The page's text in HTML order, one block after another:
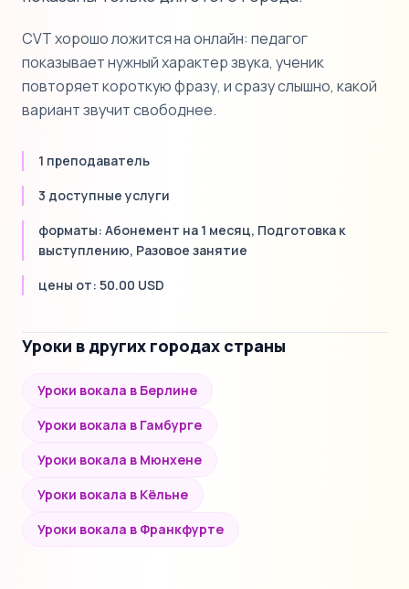
CVT хорошо ложится на онлайн: педагог
показывает нужный характер звука, ученик
повторяет короткую фразу, и сразу слышно, какой
вариант звучит свободнее.
1 преподаватель
3 доступные услуги
форматы: Абонемент на 1 месяц, Подготовка к
выступлению, Разовое занятие
цены от: 50.00 USD
Уроки в других городах страны
Уроки вокала в Берлине
Уроки вокала в Гамбурге
Уроки вокала в Мюнхене
Уроки вокала в Кёльне
Уроки вокала в Франкфурте